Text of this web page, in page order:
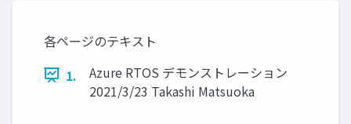
各ページのテキスト
1.
Azure RTOS デモンストレーション
2021/3/23 Takashi Matsuoka